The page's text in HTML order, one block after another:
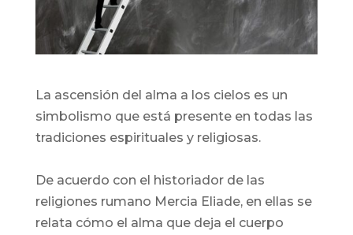
La ascensión del alma a los cielos es un
simbolismo que está presente en todas las
tradiciones espirituales y religiosas.
De acuerdo con el historiador de las
religiones rumano Mercia Eliade, en ellas se
relata cómo el alma que deja el cuerpo